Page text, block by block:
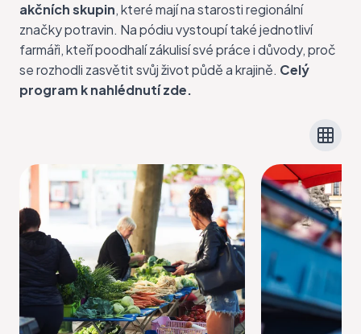
akčních skupin, které mají na starosti regionální
značky potravin. Na pódiu vystoupí také jednotliví
farmáři, kteří poodhalí zákulisí své práce i důvody, proč
se rozhodli zasvětit svůj život půdě a krajině. Celý
program k nahlédnutízde.